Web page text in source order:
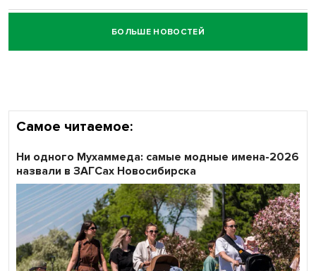
Честный выбор: видеонаблюдение обеспечит
объективность результатов ЕДГ в Новосибирской
БОЛЬШЕ НОВОСТЕЙ
Самое читаемое:
Ни одного Мухаммеда: самые модные имена-2026
назвали в ЗАГСах Новосибирска